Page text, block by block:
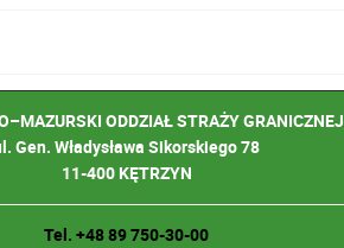
ODDZIAŁ STRAŻY GRANICZNEJ
Gen. Władysława Sikorskiego 78
11-400 KĘTRZYN
Tel. +48 89 750-30-00